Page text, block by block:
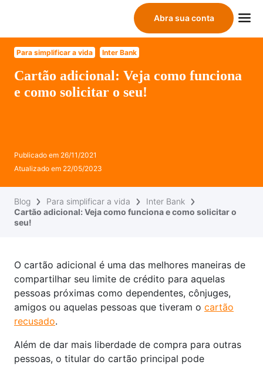
Abra sua conta
Para simplificar a vida Inter Bank
Cartão adicional: Veja como funciona
e como solicitar o seu!
Publicado em 26/11/2021
Atualizado em 22/05/2023
Blog Para simplificar a vida
Inter Bank
Cartão adicional: Veja como funciona e como solicitar o
seu!
O cartão adicional é uma das melhores maneiras de
compartilhar seu limite de crédito para aquelas
pessoas próximas como dependentes, cônjuges,
amigos ou aquelas pessoas que tiveram o cartão
recusado.
Além de dar mais liberdade de compra para outras
pessoas, o titular do cartão principal pode